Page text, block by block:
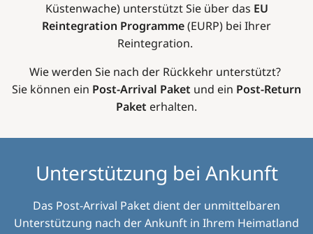
Küstenwache) unterstützt Sie über das EU
Reintegration Programme(EURP) bei Ihrer
Reintegration.
Wie werden Sie nach der Rückkehr unterstützt?
Sie können ein Post-Arrival Paket und ein Post-Return
Paket erhalten.
Unterstützung bei Ankunft
Das Post-Arrival Paket dient der unmittelbaren
Unterstützung nach der Ankunft in Ihrem Heimatland